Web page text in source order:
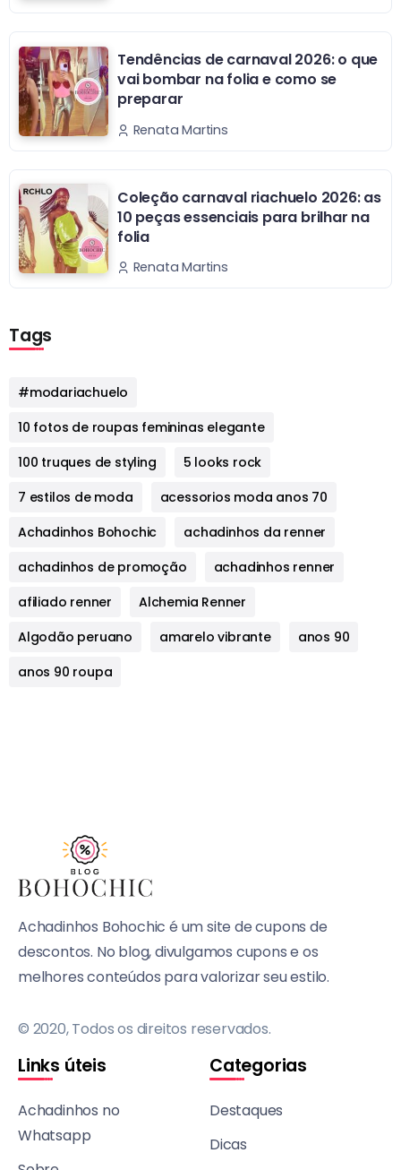
Tendências de carnaval 2026: o que
vai bombar na folia e como se
preparar
Renata Martins
Coleção carnaval riachuelo 2026: as
10 peças essenciais para brilhar na
folia
Renata Martins
Tags
#modariachuelo
10 fotos de roupas femininas elegante
100 truques de styling
5 looks rock
7 estilos de moda
acessorios moda anos 70
Achadinhos Bohochic
achadinhos da renner
achadinhos de promoção
achadinhos renner
afiliado renner
Alchemia Renner
Algodão peruano
amarelo vibrante
anos 90
anos 90 roupa
Achadinhos Bohochic é um site de cupons de
descontos. No blog, divulgamos cupons e os
melhores conteúdos para valorizar seu estilo.
© 2020, Todos os direitos reservados.
Links úteis
Achadinhos no
Whatsapp
Categorias
Destaques
Dicas